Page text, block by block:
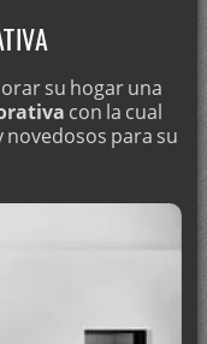
su hogar una
con la cual
para su